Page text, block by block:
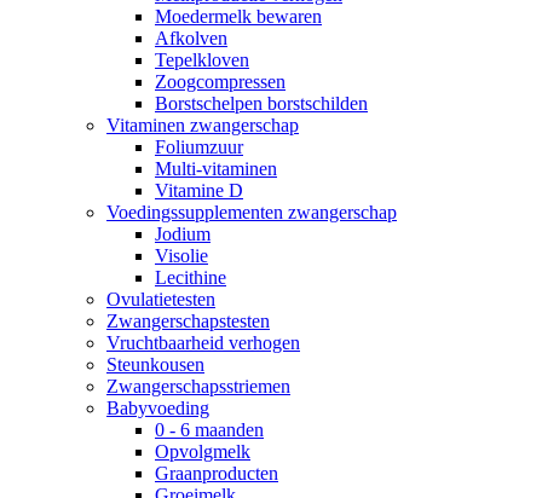
Moedermelk bewaren
Afkolven
Tepelkloven
Zoogcompressen
Borstschelpen borstschilden
Vitaminen zwangerschap
Foliumzuur
Multi-vitaminen
Vitamine D
Voedingssupplementen zwangerschap
Jodium
Visolie
Lecithine
Ovulatietesten
Zwangerschapstesten
Vruchtbaarheid verhogen
Steunkousen
Zwangerschapsstriemen
Babyvoeding
0 - 6 maanden
Opvolgmelk
Graanproducten